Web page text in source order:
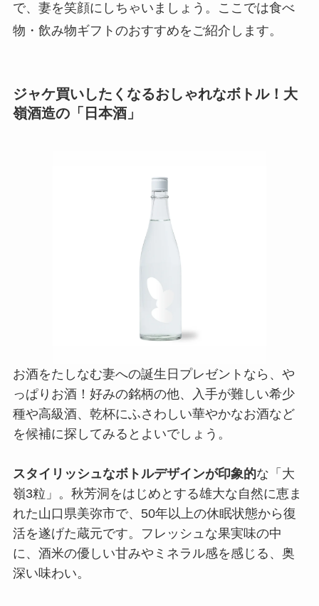
で、妻を笑顔にしちゃいましょう。ここでは食べ
物・飲み物ギフトのおすすめをご紹介します。
ジャケ買いしたくなるおしゃれなボトル！大
嶺酒造の「日本酒」
お酒をたしなむ妻への誕生日プレゼントなら、や
っぱりお酒！好みの銘柄の他、入手が難しい希少
種や高級酒、乾杯にふさわしい華やかなお酒など
を候補に探してみるとよいでしょう。
スタイリッシュなボトルデザインが印象的な「大
嶺3粒」。秋芳洞をはじめとする雄大な自然に恵ま
れた山口県美弥市で、50年以上の休眠状態から復
活を遂げた蔵元です。フレッシュな果実味の中
に、酒米の優しい甘みやミネラル感を感じる、奥
深い味わい。